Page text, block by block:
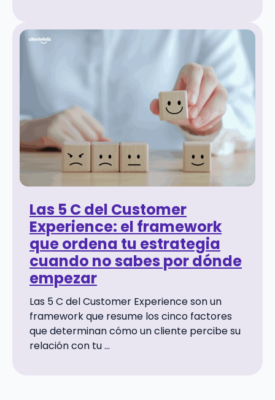
Las 5 C del Customer
Experience: el framework
que ordena tu estrategia
cuando no sabes por dónde
empezar
Las 5 C del Customer Experience son un
framework que resume los cinco factores
que determinan cómo un cliente percibe su
relación con tu ...